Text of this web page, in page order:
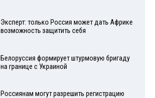
Эксперт: только Россия может дать Африке
возможность защитить себя
Белоруссия формирует штурмовую бригаду
на границе с Украиной
Россиянам могут разрешить регистрацию